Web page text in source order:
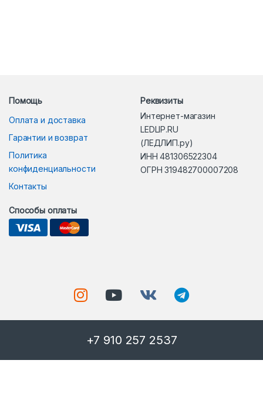
Помощь
Оплата и доставка
Гарантии и возврат
Политика
конфиденциальности
Контакты
Реквизиты
Интернет-магазин
LEDLIP.RU
(ЛЕДЛИП.ру)
ИНН 481306522304
ОГРН 319482700007208
Способы оплаты
+7 910 257 2537